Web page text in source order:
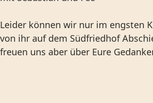
Leider können wir nur im engsten
von ihr auf dem Südfriedhof
freuen uns aber über Eure